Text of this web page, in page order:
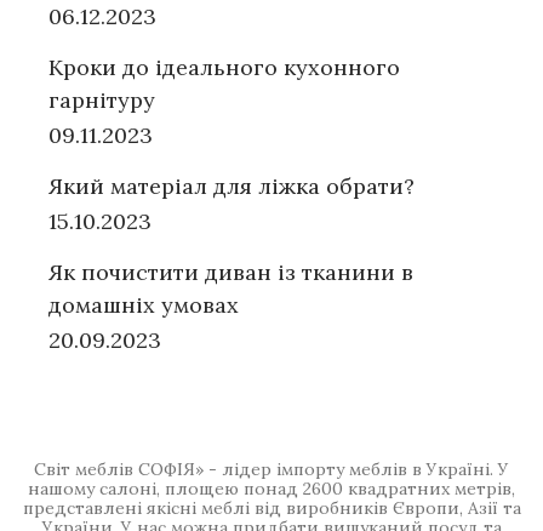
06.12.2023
Кроки до ідеального кухонного
гарнітуру
09.11.2023
Який матеріал для ліжка обрати?
15.10.2023
Як почистити диван із тканини в
домашніх умовах
20.09.2023
Світ меблів СОФІЯ» - лідер імпорту меблів в Україні. У
нашому салоні, площею понад 2600 квадратних метрів,
представлені якісні меблі від виробників Європи, Азії та